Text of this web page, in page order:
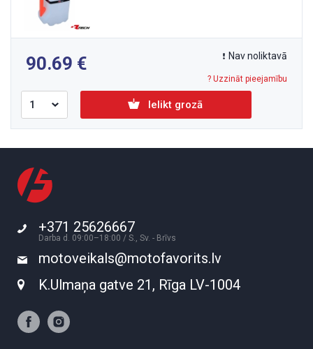
90.69 Nav noliktavā
? Uzzināt pieejamību
Ielikt grozā
+371 25626667
Darba d. 09:00–18:00 / S., Sv. - Brīvs
motoveikals@motofavorits.lv
K.Ulmaņa gatve 21, Rīga LV-1004